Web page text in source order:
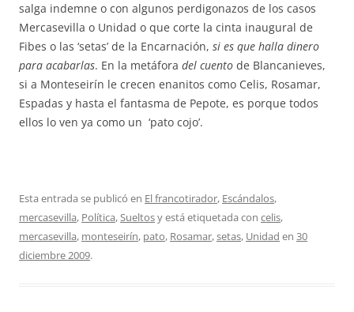
salga indemne o con algunos perdigonazos de los casos
Mercasevilla o Unidad o que corte la cinta inaugural de
Fibes o las ‘setas’ de la Encarnación, si es que halla dinero
para acabarlas. En la metáfora del cuento de Blancanieves,
si a Monteseirín le crecen enanitos como Celis, Rosamar,
Espadas y hasta el fantasma de Pepote, es porque todos
ellos lo ven ya como un ‘pato cojo’.
Esta entrada se publicó en El francotirador, Escándalos,
mercasevilla, Política,Sueltosy está etiquetada con celis,
mercasevilla, monteseirín, pato, Rosamar,setas, Unidad en 30
diciembre 2009.